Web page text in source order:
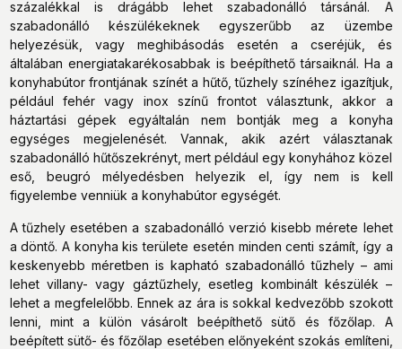
százalékkal is drágább lehet szabadonálló társánál. A
szabadonálló készülékeknek egyszerűbb az üzembe
helyezésük, vagy meghibásodás esetén a cseréjük, és
általában energiatakarékosabbak is beépíthető társaiknál. Ha a
konyhabútor frontjának színét a hűtő, tűzhely színéhez igazítjuk,
például fehér vagy inox színű frontot választunk, akkor a
háztartási gépek egyáltalán nem bontják meg a konyha
egységes megjelenését. Vannak, akik azért választanak
szabadonálló hűtőszekrényt, mert például egy konyhához közel
eső, beugró mélyedésben helyezik el, így nem is kell
figyelembe venniük a konyhabútor egységét.
A tűzhely esetében a szabadonálló verzió kisebb mérete lehet
a döntő. A konyha kis területe esetén minden centi számít, így a
keskenyebb méretben is kapható szabadonálló tűzhely – ami
lehet villany- vagy gáztűzhely, esetleg kombinált készülék –
lehet a megfelelőbb. Ennek az ára is sokkal kedvezőbb szokott
lenni, mint a külön vásárolt beépíthető sütő és főzőlap. A
beépített sütő- és főzőlap esetében előnyeként szokás említeni,